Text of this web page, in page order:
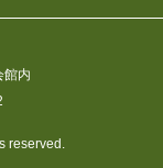
内
reserved.